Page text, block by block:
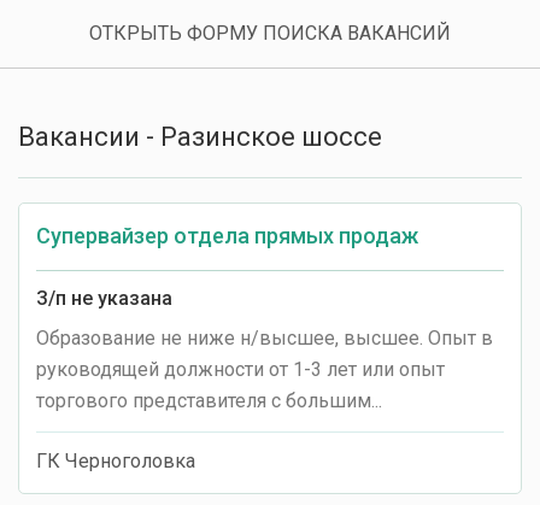
Любой опыт
Любая занятость
ОТКРЫТЬ ФОРМУ ПОИСКА ВАКАНСИЙ
Вакансии - Разинское шоссе
Супервайзер отдела прямых продаж
З/п не указана
Образование не ниже н/высшее, высшее. Опыт в
руководящей должности от 1-3 лет или опыт
торгового представителя с большим...
ГК Черноголовка